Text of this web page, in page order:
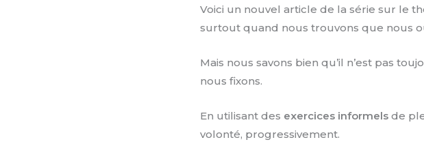
Voici un nouvel article de la série sur le
surtout quand nous trouvons que nous
Mais nous savons bien qu’il n’est pas
nous fixons.
En utilisant des exercices informels de
volonté, progressivement.